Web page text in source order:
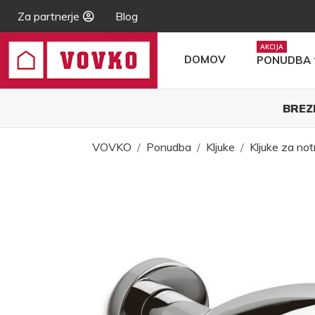
Za partnerje Blog
DOMOV PONUDBA
VOVKO Ponudba Kljuke Kljuke za